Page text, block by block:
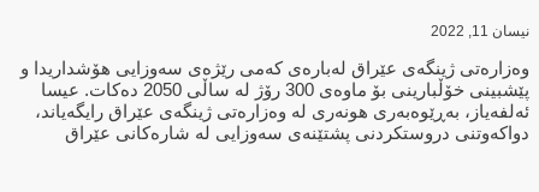
نیسان 11, 2022
وه‌زاره‌تی ژینگه‌ی عێراق له‌باره‌ی كه‌می رێژه‌ی سه‌وزایی هۆشداریدا و
پێشبینی خۆڵبارینی بۆ ماوه‌ی 300 رۆژ له‌ ساڵی 2050 ده‌كات. عیسا
ئه‌لفه‌یاز، به‌ڕێوه‌به‌ری هونه‌ری له‌ وه‌زاره‌تی ژینگه‌ی عێراق رایگه‌یاند،
دواكه‌وتنی دروستكردنی پشتێنه‌ی سه‌وزایی له‌ شاره‌كانی عێراق